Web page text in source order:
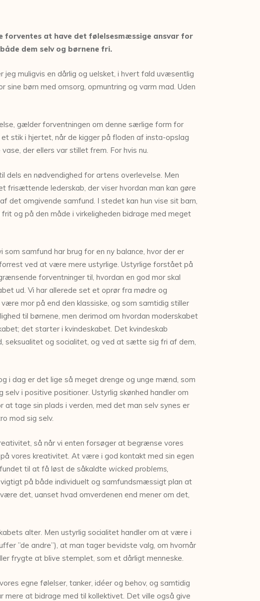
forventes at have det følelsesmæssige ansvar for
dem selv og børnene fri.
jeg muligvis en dårlig og uelsket, i hvert fald uvæsentlig
sine børn med omsorg, opmuntring og varm mad. Uden
gælder forventningen om denne særlige form for
stik i hjertet, når de kigger på floden af insta-opslag
der ellers var stillet frem. For hvis nu.
dels en nødvendighed for artens overlevelse. Men
frisættende lederskab, der viser hvordan man kan gøre
det omgivende samfund. I stedet kan hun vise sit barn,
og på den måde i virkeligheden bidrage med meget
samfund har brug for en ny balance, hvor der er
ved at være mere ustyrlige. Ustyrlige forstået på
forventninger til, hvordan en god mor skal
ud. Vi har allerede set et oprør fra mødre og
mor på end den klassiske, og som samtidig stiller
til børnene, men derimod om hvordan moderskabet
det starter i kvindeskabet. Det kvindeskab
seksualitet og socialitet, og ved at sætte sig fri af dem,
i dag er det lige så meget drenge og unge mænd, som
i positive positioner. Ustyrlig skønhed handler om
tage sin plads i verden, med det man selv synes er
mod sig selv.
så når vi enten forsøger at begrænse vores
vores kreativitet. At være i god kontakt med sin egen
til at få løst de såkaldte wicked problems,
på både individuelt og samfundsmæssigt plan at
det, uanset hvad omverdenen end mener om det,
alter. Men ustyrlig socialitet handler om at være i
”de andre”), at man tager bevidste valg, om hvornår
frygte at blive stemplet, som et dårligt menneske.
egne følelser, tanker, idéer og behov, og samtidig
at bidrage med til kollektivet. Det ville også give